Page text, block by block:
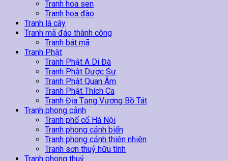
Tranh hoa sen
Tranh hoa đào
Tranh lá cây
Tranh mã đáo thành công
Tranh bát mã
Tranh Phật
Tranh Phật A Di Đà
Tranh Phật Dược Sư
Tranh Phật Quan Âm
Tranh Phật Thích Ca
Tranh Địa Tạng Vương Bồ Tát
Tranh phong cảnh
Tranh phố cổ Hà Nội
Tranh phong cảnh biển
Tranh phong cảnh thiên nhiên
Tranh sơn thuỷ hữu tình
Tranh phong thuỷ